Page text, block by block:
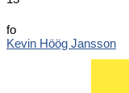
fo
Kevin Höög Jansson